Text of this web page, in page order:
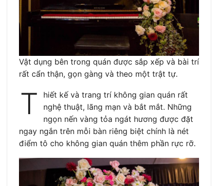
Vật dụng bên trong quán được sắp xếp và bài trí
rất cẩn thận, gọn gàng và theo một trật tự.
T
hiết kế và trang trí không gian quán rất
nghệ thuật, lãng mạn và bắt mắt. Những
ngọn nến vàng tỏa ngát hương được đặt
ngay ngắn trên mỗi bàn riêng biệt chính là nét
điểm tô cho không gian quán thêm phần rực rỡ.